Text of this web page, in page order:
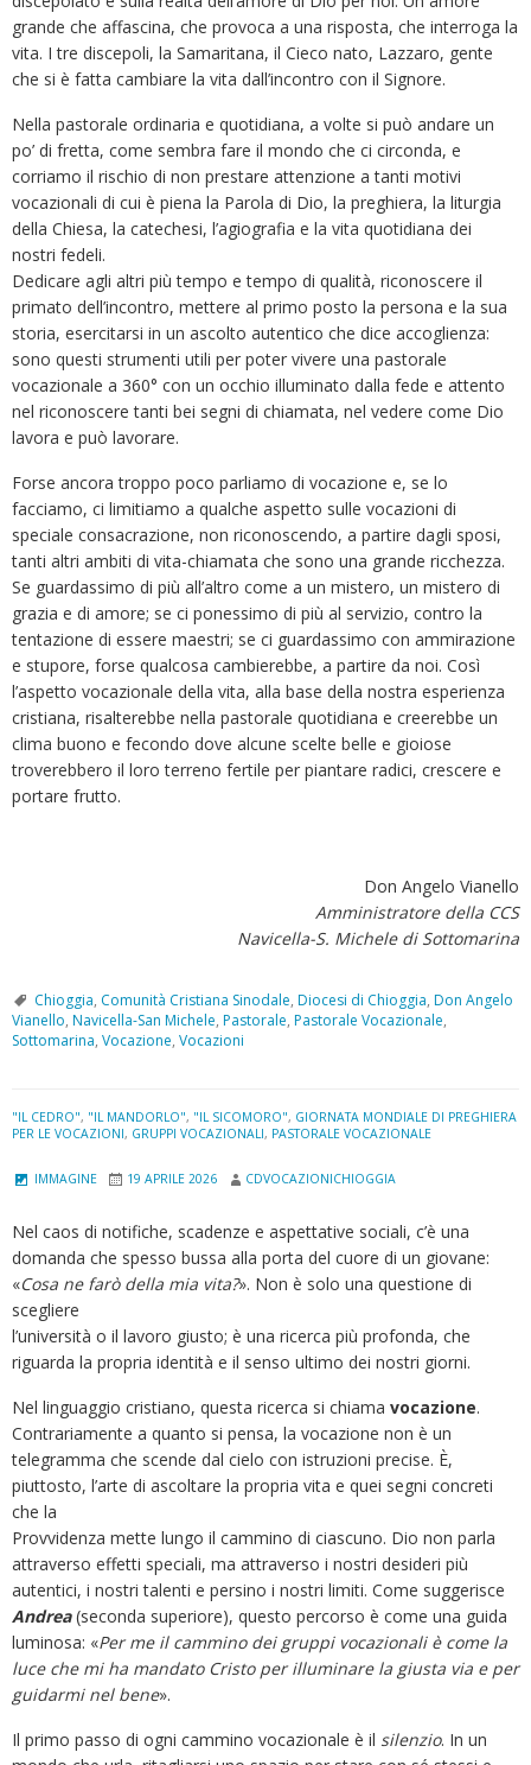
grande che affascina, che provoca a una risposta, che interroga la
vita. I tre discepoli, la Samaritana, il Cieco nato, Lazzaro, gente
che si è fatta cambiare la vita dall’incontro con il Signore.
Nella pastorale ordinaria e quotidiana, a volte si può andare un
po’ di fretta, come sembra fare il mondo che ci circonda, e
corriamo il rischio di non prestare attenzione a tanti motivi
vocazionali di cui è piena la Parola di Dio, la preghiera, la liturgia
della Chiesa, la catechesi, l’agiografia e la vita quotidiana dei
nostri fedeli.
Dedicare agli altri più tempo e tempo di qualità, riconoscere il
primato dell’incontro, mettere al primo posto la persona e la sua
storia, esercitarsi in un ascolto autentico che dice accoglienza:
sono questi strumenti utili per poter vivere una pastorale
vocazionale a 360° con un occhio illuminato dalla fede e attento
nel riconoscere tanti bei segni di chiamata, nel vedere come Dio
lavora e può lavorare.
Forse ancora troppo poco parliamo di vocazione e, se lo
facciamo, ci limitiamo a qualche aspetto sulle vocazioni di
speciale consacrazione, non riconoscendo, a partire dagli sposi,
tanti altri ambiti di vita-chiamata che sono una grande ricchezza.
Se guardassimo di più all’altro come a un mistero, un mistero di
grazia e di amore; se ci ponessimo di più al servizio, contro la
tentazione di essere maestri; se ci guardassimo con ammirazione
e stupore, forse qualcosa cambierebbe, a partire da noi. Così
l’aspetto vocazionale della vita, alla base della nostra esperienza
cristiana, risalterebbe nella pastorale quotidiana e creerebbe un
clima buono e fecondo dove alcune scelte belle e gioiose
troverebbero il loro terreno fertile per piantare radici, crescere e
portare frutto.
Don Angelo Vianello
Amministratore della CCS
Navicella-S. Michele di Sottomarina
Chioggia, Comunità Cristiana Sinodale, Diocesi di Chioggia, Don Angelo
Vianello, Navicella-San Michele, Pastorale, Pastorale Vocazionale,
Sottomarina, Vocazione, Vocazioni
"IL CEDRO", "IL MANDORLO", "IL SICOMORO", GIORNATA MONDIALE DI PREGHIERA
PER LE VOCAZIONI, GRUPPI VOCAZIONALI, PASTORALE VOCAZIONALE
IMMAGINE 19 APRILE 2026 CDVOCAZIONICHIOGGIA
Nel caos di notifiche, scadenze e aspettative sociali, c’è una
domanda che spesso bussa alla porta del cuore di un giovane:
«Cosa ne farò della mia vita?». Non è solo una questione di
scegliere
l’università o il lavoro giusto; è una ricerca più profonda, che
riguarda la propria identità e il senso ultimo dei nostri giorni.
Nel linguaggio cristiano, questa ricerca si chiama vocazione.
Contrariamente a quanto si pensa, la vocazione non è un
telegramma che scende dal cielo con istruzioni precise. È,
piuttosto, l’arte di ascoltare la propria vita e quei segni concreti
che la
Provvidenza mette lungo il cammino di ciascuno. Dio non parla
attraverso effetti speciali, ma attraverso i nostri desideri più
autentici, i nostri talenti e persino i nostri limiti. Come suggerisce
Andrea(seconda superiore), questo percorso è come una guida
luminosa: «Per me il cammino dei gruppi vocazionali è come la
luce che mi ha mandato Cristo per illuminare la giusta via e per
guidarmi nel bene».
Il primo passo di ogni cammino vocazionale è il silenzio. In un